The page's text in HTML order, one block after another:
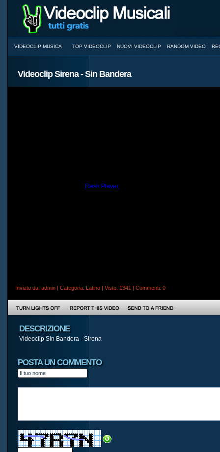
VIDEOCLIP MUSICA TOP VIDEOCLIP NUOVI VIDEOCLIP RANDOM VIDEO
Videoclip Sirena - Sin Bandera
Flash Player
Inviato da: admin | Categoria: Latino | Visto: 1341 | Commenti: 0
DESCRIZIONE
Videoclip Sin Bandera - Sirena
POSTA UN COMMENTO